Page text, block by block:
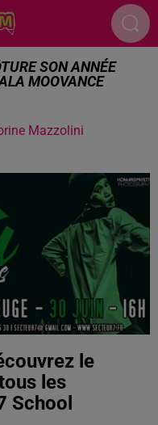
SON ANNÉE
MOOVANCE
Mazzolini
le
les
School